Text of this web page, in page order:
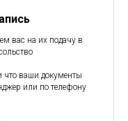
вас на их подачу в
что ваши документы
или по телефону